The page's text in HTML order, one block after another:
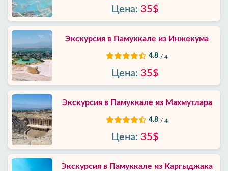
Контакты Цена: 35$
Экскурсия в Памуккале из Инжекума
4.8 / 4
Цена: 35$
Экскурсия в Памуккале из Махмутлара
4.8 / 4
Цена: 35$
Экскурсия в Памуккале из Каргыджак‎а